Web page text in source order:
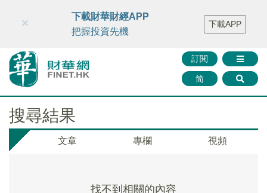
財華智庫網 FINTV FINMETA 財華證券 媒體矩陣
智庫沙龍
聯絡我們
訂閱
简
×
下載財華財經APP
把握投資先機
下載APP
搜尋結果
文章 專欄 視頻
找不到相關的內容